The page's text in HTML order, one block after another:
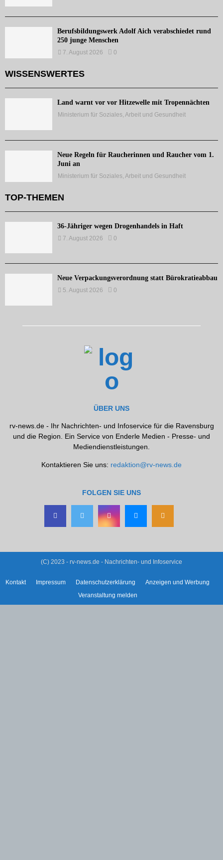
Berufsbildungswerk Adolf Aich verabschiedet rund
250 junge Menschen
7. August 2026 0
WISSENSWERTES
Land warnt vor vor Hitzewelle mit Tropennächten
Ministerium für Soziales, Arbeit und Gesundheit
Neue Regeln für Raucherinnen und Raucher vom 1.
Juni an
Ministerium für Soziales, Arbeit und Gesundheit
TOP-THEMEN
36-Jähriger wegen Drogenhandels in Haft
7. August 2026 0
Neue Verpackungsverordnung statt Bürokratieabbau
5. August 2026 0
ÜBER UNS
rv-news.de - Ihr Nachrichten- und Infoservice für die Ravensburg
und die Region. Ein Service von Enderle Medien - Presse- und
Mediendienstleistungen.
Kontaktieren Sie uns: redaktion@rv-news.de
FOLGEN SIE UNS
(C) 2023 - rv-news.de - Nachrichten- und Infoservice
Kontakt Impressum Datenschutzerklärung
Anzeigen und Werbung
Veranstaltung melden